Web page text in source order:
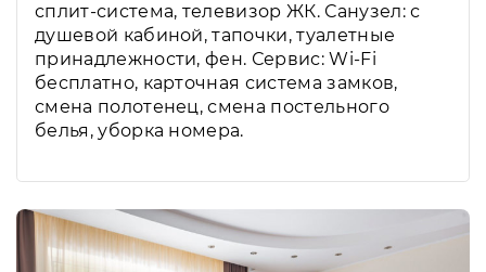
сплит-система, телевизор ЖК. Санузел: с
душевой кабиной, тапочки, туалетные
принадлежности, фен. Сервис: Wi-Fi
бесплатно, карточная система замков,
смена полотенец, смена постельного
белья, уборка номера.